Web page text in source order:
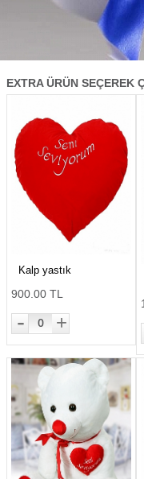
EXTRA ÜRÜN SEÇEREK
Kalp yastık
900.00 TL
- 0 +